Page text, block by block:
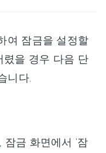
여 잠금을 설정할
렸을 경우 다음 단
니다.
잠금 화면에서 '잠